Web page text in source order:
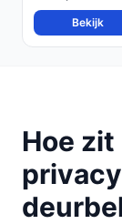
Bekijk
Hoe